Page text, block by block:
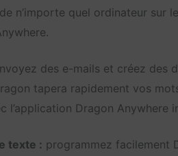
n’importe quel ordinateur
des e-mails et créez des
tapera rapidement vos
l’application Dragon Anywhere
texte : programmez facilement